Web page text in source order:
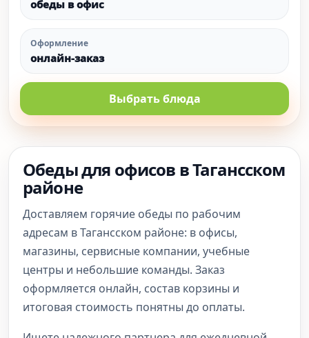
обеды в офис
Оформление
онлайн-заказ
Выбрать блюда
Обеды для офисов в Тагансском
районе
Доставляем горячие обеды по рабочим
адресам в Тагансском районе: в офисы,
магазины, сервисные компании, учебные
центры и небольшие команды. Заказ
оформляется онлайн, состав корзины и
итоговая стоимость понятны до оплаты.